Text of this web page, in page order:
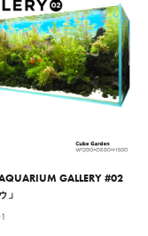
GALLERY #02
」